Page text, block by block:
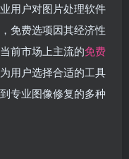
用户对图片处理软件
免费选项因其经济性
前市场上主流的免费
用户选择合适的工具
专业图像修复的多种